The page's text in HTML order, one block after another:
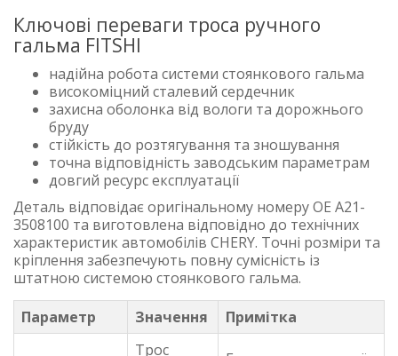
Ключові переваги троса ручного
гальма FITSHI
надійна робота системи стоянкового гальма
високоміцний сталевий сердечник
захисна оболонка від вологи та дорожнього
бруду
стійкість до розтягування та зношування
точна відповідність заводським параметрам
довгий ресурс експлуатації
Деталь відповідає оригінальному номеру OE A21-
3508100 та виготовлена відповідно до технічних
характеристик автомобілів CHERY. Точні розміри та
кріплення забезпечують повну сумісність із
штатною системою стоянкового гальма.
Параметр
Значення
Примітка
Трос